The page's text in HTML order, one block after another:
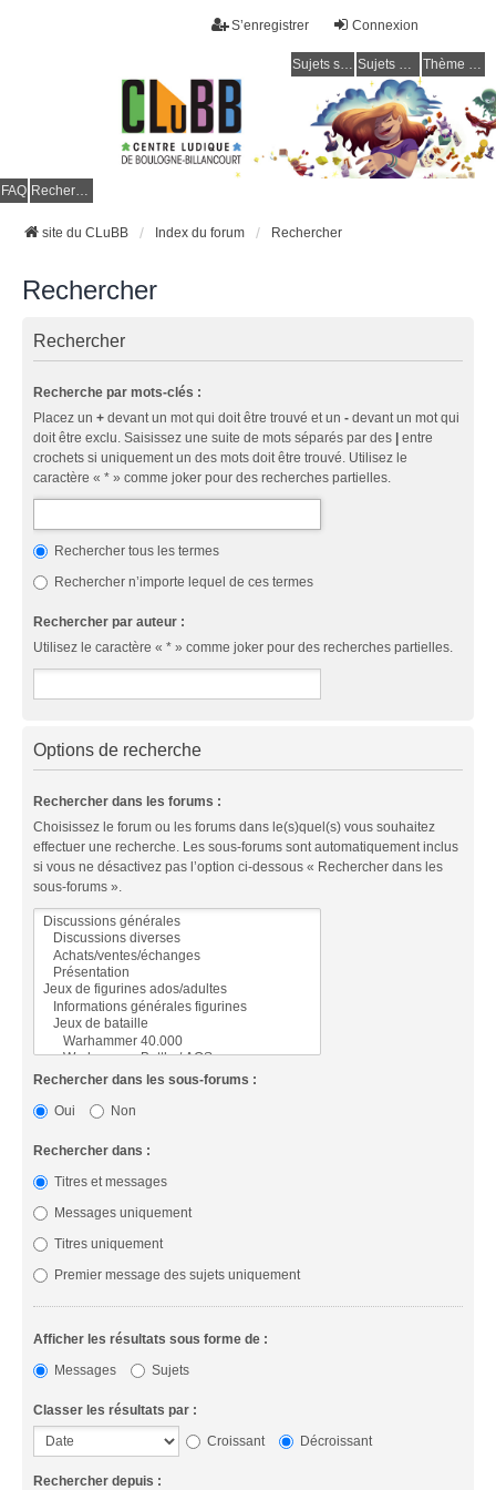
Connexion
S’enregistrer
Sujets sans réponse Sujets actifs Thème clair / foncé
FAQ Rechercher
site du CLuBB Index du forum Rechercher
Rechercher
Rechercher
Recherche par mots-clés :
Placez un + devant un mot qui doit être trouvé et un - devant un mot qui
doit être exclu. Saisissez une suite de mots séparés par des | entre
crochets si uniquement un des mots doit être trouvé. Utilisez le
caractère « * » comme joker pour des recherches partielles.
Rechercher tous les termes
Rechercher n’importe lequel de ces termes
Rechercher par auteur :
Utilisez le caractère « * » comme joker pour des recherches partielles.
Options de recherche
Rechercher dans les forums :
Choisissez le forum ou les forums dans le(s)quel(s) vous souhaitez
effectuer une recherche. Les sous-forums sont automatiquement inclus
si vous ne désactivez pas l’option ci-dessous « Rechercher dans les
sous-forums ».
Rechercher dans les sous-forums :
Oui
Non
Rechercher dans :
Titres et messages
Messages uniquement
Titres uniquement
Premier message des sujets uniquement
Afficher les résultats sous forme de :
Messages
Sujets
Classer les résultats par :
Croissant
Décroissant
Rechercher depuis :